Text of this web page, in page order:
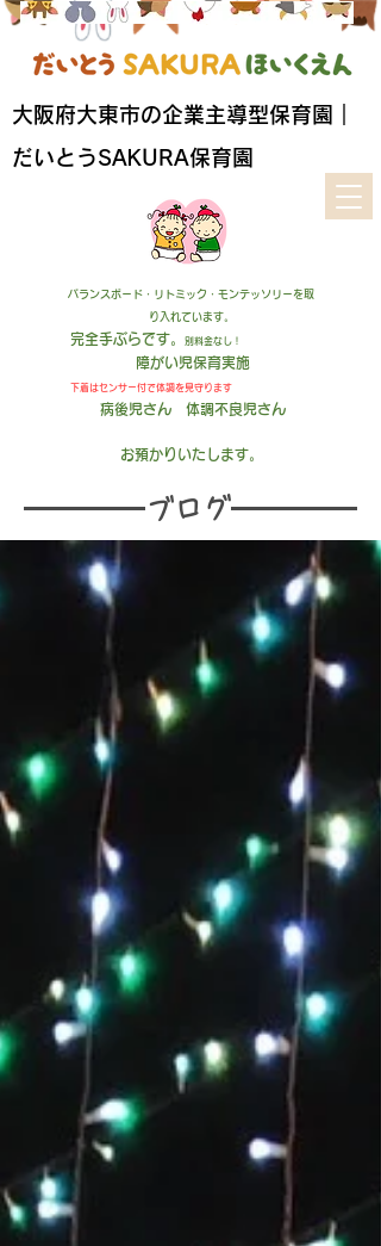
​大阪府大東市の企業主導型保育園｜
だいとうSAKURA保育園
バランスボード・リトミック・モンテッソリーを取
り入れています。
完全手ぶらです。 別料金なし！
障がい児保育実施
下着はセンサー付で体調を見守ります
病後児さん 体調不良児さん
お預かりいたします。
​ブログ